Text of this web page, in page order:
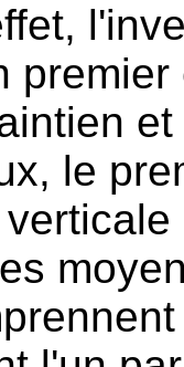
le